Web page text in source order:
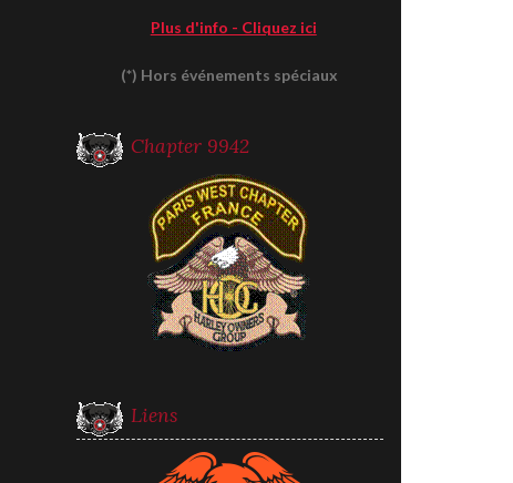
Plus d'info - Cliquez ici
(*) Hors événements spéciaux
Chapter 9942
Liens